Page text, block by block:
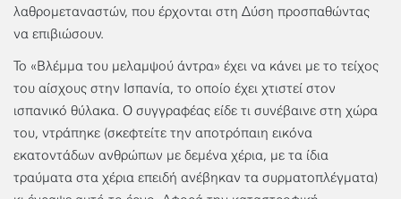
λαθρομεταναστών, που έρχονται στη Δύση προσπαθώντας
να επιβιώσουν.
Το «Βλέμμα του μελαμψού άντρα» έχει να κάνει με το τείχος
του αίσχους στην Ισπανία, το οποίο έχει χτιστεί στον
ισπανικό θύλακα. Ο συγγραφέας είδε τι συνέβαινε στη χώρα
του, ντράπηκε (σκεφτείτε την αποτρόπαιη εικόνα
εκατοντάδων ανθρώπων με δεμένα χέρια, με τα ίδια
τραύματα στα χέρια επειδή ανέβηκαν τα συρματοπλέγματα)